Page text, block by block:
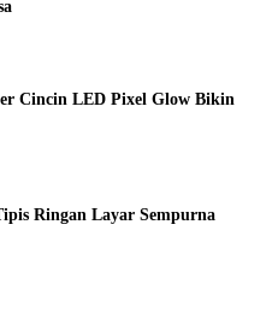
Cincin LED Pixel Glow Bikin
Ringan Layar Sempurna